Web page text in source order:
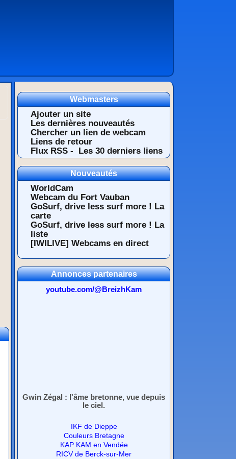
Webmasters
Ajouter un site
Les dernières nouveautés
Chercher un lien de webcam
Liens de retour
Flux RSS -
Les 30 derniers liens
Nouveautés
WorldCam
Webcam du Fort Vauban
GoSurf, drive less surf more ! La
carte
GoSurf, drive less surf more ! La
liste
[IWILIVE] Webcams en direct
Annonces partenaires
youtube.com/@BreizhKam
Gwin Zégal : l'âme bretonne, vue depuis
le ciel.
IKF de Dieppe
Couleurs Bretagne
KAP KAM en Vendée
RICV de Berck-sur-Mer